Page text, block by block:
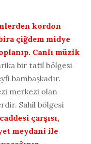
kordon
çiğdem midye
Canlı müzik
bir tatil bölgesi
bambaşkadır.
merkezi olan
Sahil bölgesi
çarşısı,
meydani ile